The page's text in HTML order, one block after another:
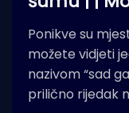
Ponikve su
možete vidjeti
nazivom “sad
prilično rijedak